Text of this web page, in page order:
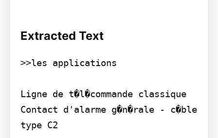
Extracted Text
>>les applications
Ligne de t�l�commande classique
Contact d'alarme g�n�rale - c�ble
type C2